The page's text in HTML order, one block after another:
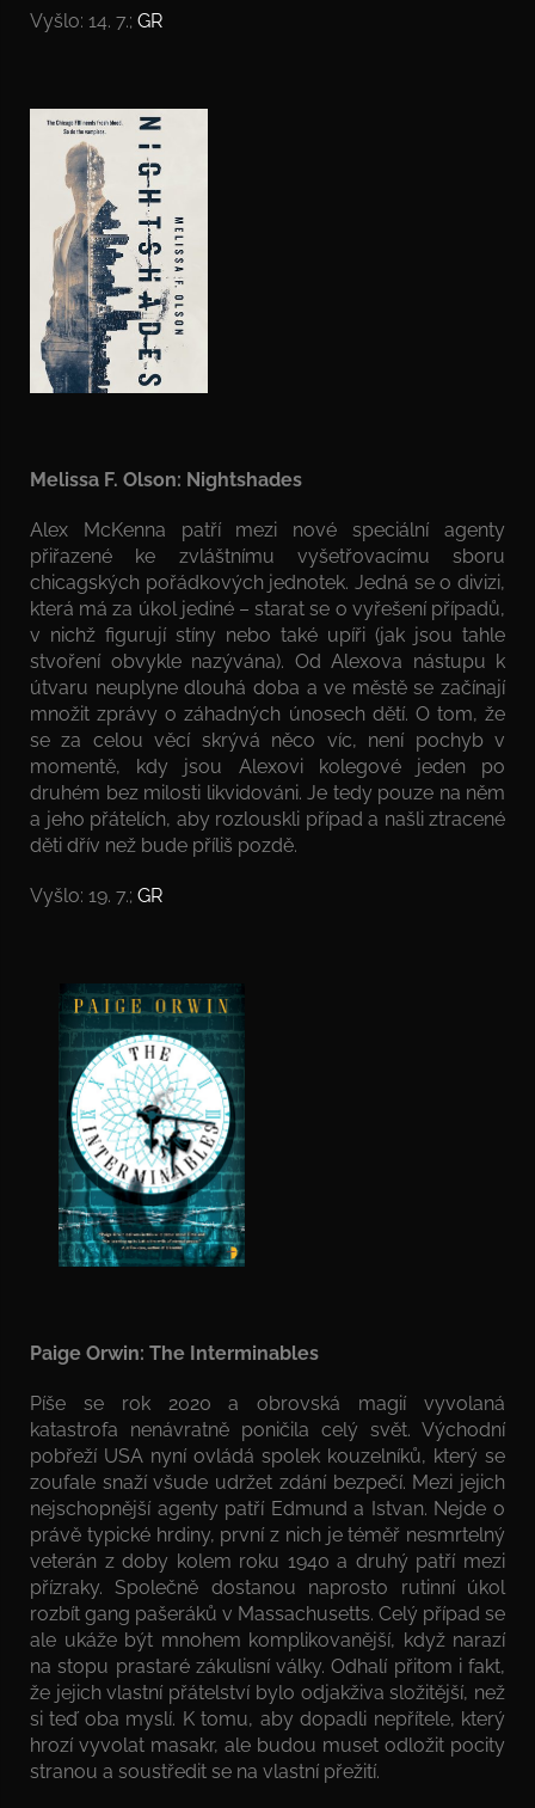
Vyšlo: 14. 7.; GR
Melissa F. Olson: Nightshades
Alex McKenna patří mezi nové speciální agenty
přiřazené ke zvláštnímu vyšetřovacímu sboru
chicagských pořádkových jednotek. Jedná se o divizi,
která má za úkol jediné – starat se o vyřešení případů,
v nichž figurují stíny nebo také upíři (jak jsou tahle
stvoření obvykle nazývána). Od Alexova nástupu k
útvaru neuplyne dlouhá doba a ve městě se začínají
množit zprávy o záhadných únosech dětí. O tom, že
se za celou věcí skrývá něco víc, není pochyb v
momentě, kdy jsou Alexovi kolegové jeden po
druhém bez milosti likvidováni. Je tedy pouze na něm
a jeho přátelích, aby rozlouskli případ a našli ztracené
děti dřív než bude příliš pozdě.
Vyšlo: 19. 7.; GR
Paige Orwin: The Interminables
Píše se rok 2020 a obrovská magií vyvolaná
katastrofa nenávratně poničila celý svět. Východní
pobřeží USA nyní ovládá spolek kouzelníků, který se
zoufale snaží všude udržet zdání bezpečí. Mezi jejich
nejschopnější agenty patří Edmund a Istvan. Nejde o
právě typické hrdiny, první z nich je téměř nesmrtelný
veterán z doby kolem roku 1940 a druhý patří mezi
přízraky. Společně dostanou naprosto rutinní úkol
rozbít gang pašeráků v Massachusetts. Celý případ se
ale ukáže být mnohem komplikovanější, když narazí
na stopu prastaré zákulisní války. Odhalí přitom i fakt,
že jejich vlastní přátelství bylo odjakživa složitější, než
si teď oba myslí. K tomu, aby dopadli nepřítele, který
hrozí vyvolat masakr, ale budou muset odložit pocity
stranou a soustředit se na vlastní přežití.